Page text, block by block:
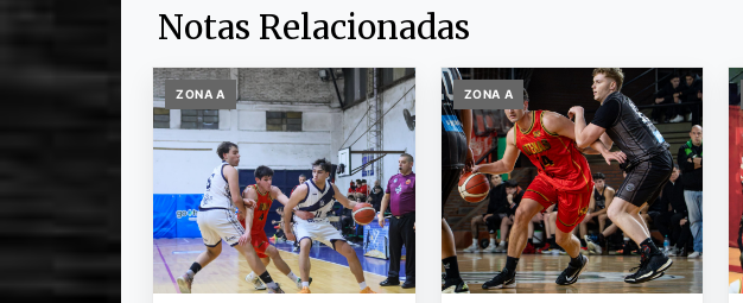
Notas Relacionadas
ZONA A ZONA A